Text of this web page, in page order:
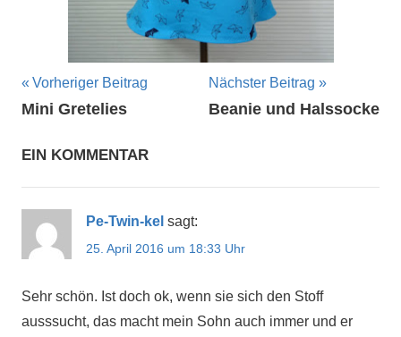
Beitragsnavigation
Vorheriger Beitrag
Mini Gretelies
Nächster Beitrag
Beanie und Halssocke
EIN KOMMENTAR
Pe-Twin-kel sagt:
25. April 2016 um 18:33 Uhr
Sehr schön. Ist doch ok, wenn sie sich den Stoff
ausssucht, das macht mein Sohn auch immer und er